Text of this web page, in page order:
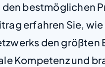
bestmöglichen
erfahren Sie,
den größten
Kompetenz und